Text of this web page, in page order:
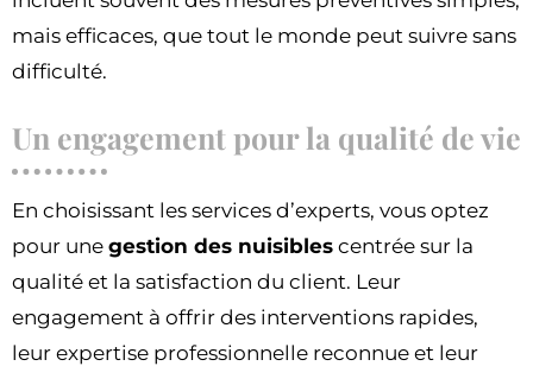
mais efficaces, que tout le monde peut suivre sans
difficulté.
Un engagement pour la qualité de vie
En choisissant les services d’experts, vous optez
pour une gestion des nuisibles centrée sur la
qualité et la satisfaction du client. Leur
engagement à offrir des interventions rapides,
leur expertise professionnelle reconnue et leur